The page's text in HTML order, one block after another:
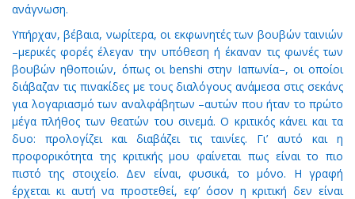
ανάγνωση.
Υπήρχαν, βέβαια, νωρίτερα, οι εκφωνητές των βουβών ταινιών
–μερικές φορές έλεγαν την υπόθεση ή έκαναν τις φωνές των
βουβών ηθοποιών, όπως οι benshi στην Ιαπωνία–, οι οποίοι
διάβαζαν τις πινακίδες με τους διαλόγους ανάμεσα στις σεκάνς
για λογαριασμό των αναλφάβητων –αυτών που ήταν το πρώτο
μέγα πλήθος των θεατών του σινεμά. Ο κριτικός κάνει και τα
δυο: προλογίζει και διαβάζει τις ταινίες. Γι’ αυτό και η
προφορικότητα της κριτικής μου φαίνεται πως είναι το πιο
πιστό της στοιχείο. Δεν είναι, φυσικά, το μόνο. Η γραφή
έρχεται κι αυτή να προστεθεί, εφ’ όσον η κριτική δεν είναι